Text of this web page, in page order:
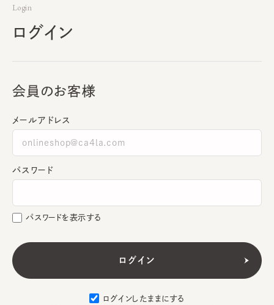
Login
ログイン
会員のお客様
メールアドレス
パスワード
パスワードを表示する
ログインしたままにする